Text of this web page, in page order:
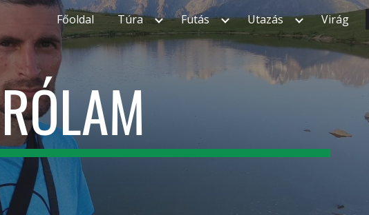
Skip to navigation
Főoldal Túra Futás Utazás Virág
RÓLAM